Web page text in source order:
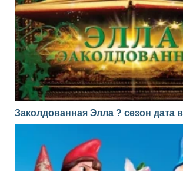
Заколдованная Элла ? сезон дата